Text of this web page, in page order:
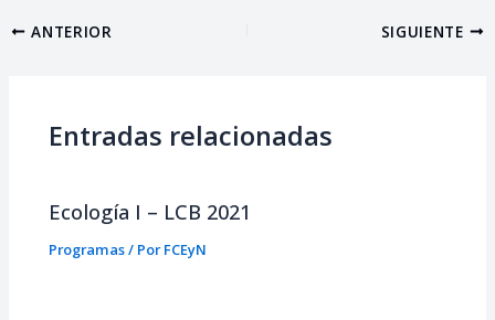
ANTERIOR SIGUIENTE
Entradas relacionadas
Ecología I – LCB 2021
Programas/ PorFCEyN